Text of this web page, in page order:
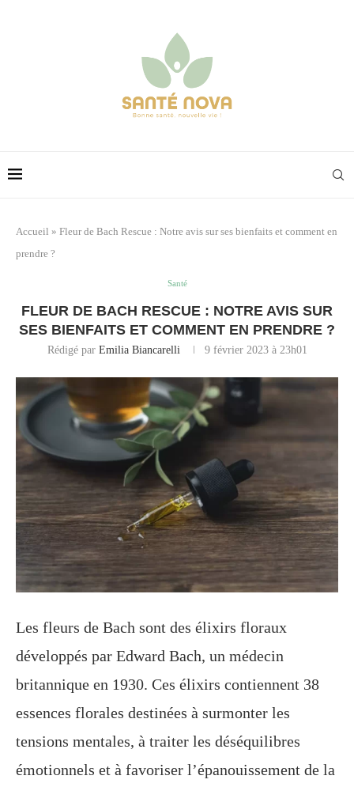
Accueil » Fleur de Bach Rescue : Notre avis sur ses bienfaits et comment en
prendre ?
Santé
FLEUR DE BACH RESCUE : NOTRE AVIS SUR
SES BIENFAITS ET COMMENT EN PRENDRE ?
Rédigé par Emilia Biancarelli 9 février 2023 à 23h01
Les fleurs de Bach sont des élixirs floraux
développés par Edward Bach, un médecin
britannique en 1930. Ces élixirs contiennent 38
essences florales destinées à surmonter les
tensions mentales, à traiter les déséquilibres
émotionnels et à favoriser l’épanouissement de la